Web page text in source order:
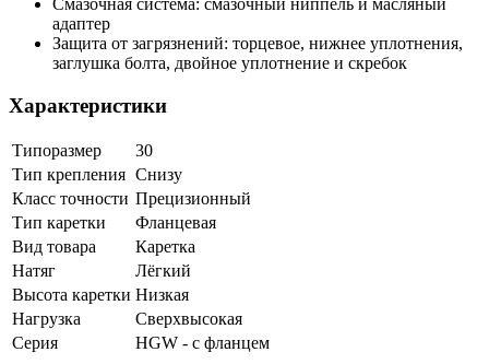
адаптер
Защита от загрязнений: торцевое, нижнее уплотнения,
заглушка болта, двойное уплотнение и скребок
Характеристики
Типоразмер
30
Тип крепления Снизу
Класс точности Прецизионный
Тип каретки
Фланцевая
Вид товара
Каретка
Натяг
Лёгкий
Высота каретки Низкая
Нагрузка
Сверхвысокая
Серия
HGW - с фланцем